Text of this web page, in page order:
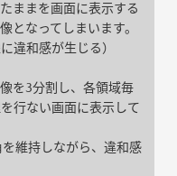
ままを画面に表示する
となってしまいます。
違和感が生じる）
を3分割し、各領域毎
行ない画面に表示して
維持しながら、違和感